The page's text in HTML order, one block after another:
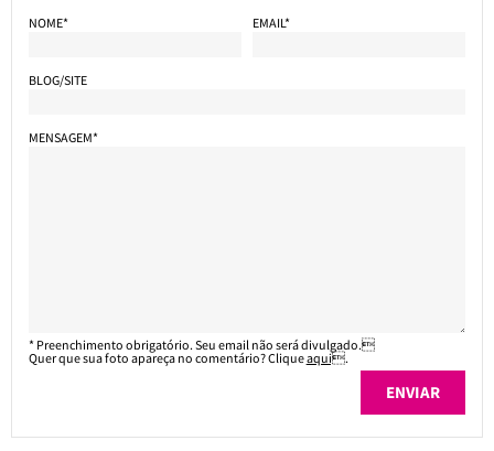
NOME* EMAIL*
BLOG/SITE
MENSAGEM*
* Preenchimento obrigatório. Seu email não será divulgado.
Quer que sua foto apareça no comentário? Cliqueaqui.